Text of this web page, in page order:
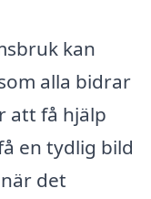
kan
alla bidrar
att få hjälp
en tydlig bild
det